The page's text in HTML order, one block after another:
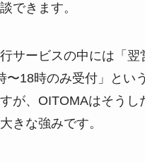
できます。
サービスの中には「翌
〜18時のみ受付」とい
が、OITOMAはそうし
きな強みです。